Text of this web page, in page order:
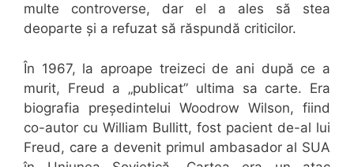
multe controverse, dar el a ales să stea
deoparte și a refuzat să răspundă criticilor.
În 1967, la aproape treizeci de ani după ce a
murit, Freud a „publicat” ultima sa carte. Era
biografia președintelui Woodrow Wilson, fiind
co-autor cu William Bullitt, fost pacient de-al lui
Freud, care a devenit primul ambasador al SUA